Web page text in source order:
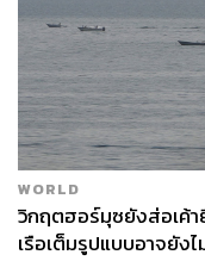
WORLD
วิกฤตฮอร์มุซยังส่อเค้า
เรือเต็มรูปแบบอาจยัง